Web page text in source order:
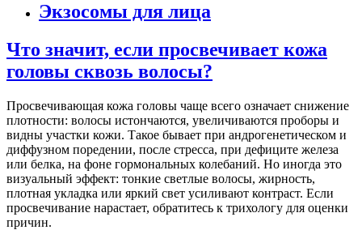
Экзосомы для лица
Что значит, если просвечивает кожа
головы сквозь волосы?
Просвечивающая кожа головы чаще всего означает снижение
плотности: волосы истончаются, увеличиваются проборы и
видны участки кожи. Такое бывает при андрогенетическом и
диффузном поредении, после стресса, при дефиците железа
или белка, на фоне гормональных колебаний. Но иногда это
визуальный эффект: тонкие светлые волосы, жирность,
плотная укладка или яркий свет усиливают контраст. Если
просвечивание нарастает, обратитесь к трихологу для оценки
причин.